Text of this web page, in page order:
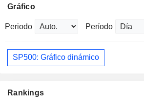
Gráfico
Periodo Período
SP500: Gráfico dinámico
Rankings